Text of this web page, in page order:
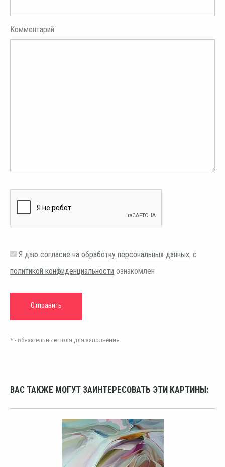
Комментарий:
Я даю согласие на обработку персональных данных, с
политикой конфиденциальности ознакомлен
* - обязательные поля для заполнения
ВАС ТАКЖЕ МОГУТ ЗАИНТЕРЕСОВАТЬ ЭТИ КАРТИНЫ: